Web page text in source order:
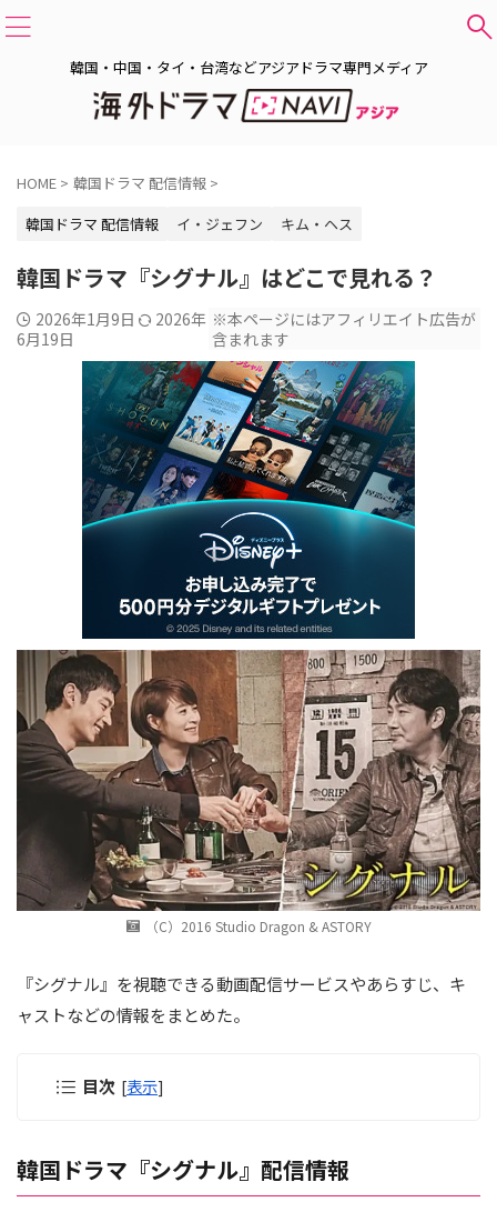
韓国・中国・タイ・台湾などアジアドラマ専門メディア
HOME > 韓国ドラマ 配信情報 >
韓国ドラマ 配信情報
イ・ジェフン キム・ヘス
韓国ドラマ『シグナル』はどこで見れる？
2026年1月9日
2026年
6月19日
※本ページにはアフィリエイト広告が
含まれます
（C）2016 Studio Dragon & ASTORY
『シグナル』を視聴できる動画配信サービスやあらすじ、キ
ャストなどの情報をまとめた。
目次 [表示]
韓国ドラマ『シグナル』配信情報